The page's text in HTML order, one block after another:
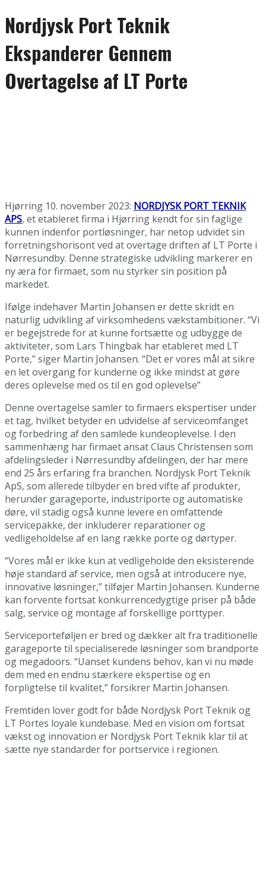
Nordjysk Port Teknik
Ekspanderer Gennem
Overtagelse af LT Porte
Hjørring 10. november 2023: NORDJYSK PORT TEKNIK
APS, et etableret firma i Hjørring kendt for sin faglige
kunnen indenfor portløsninger, har netop udvidet sin
forretningshorisont ved at overtage driften af LT Porte i
Nørresundby. Denne strategiske udvikling markerer en
ny æra for firmaet, som nu styrker sin position på
markedet.
Ifølge indehaver Martin Johansen er dette skridt en
naturlig udvikling af virksomhedens vækstambitioner. “Vi
er begejstrede for at kunne fortsætte og udbygge de
aktiviteter, som Lars Thingbak har etableret med LT
Porte,” siger Martin Johansen. “Det er vores mål at sikre
en let overgang for kunderne og ikke mindst at gøre
deres oplevelse med os til en god oplevelse”
Denne overtagelse samler to firmaers ekspertiser under
et tag, hvilket betyder en udvidelse af serviceomfanget
og forbedring af den samlede kundeoplevelse. I den
sammenhæng har firmaet ansat Claus Christensen som
afdelingsleder i Nørresundby afdelingen, der har mere
end 25 års erfaring fra branchen. Nordjysk Port Teknik
ApS, som allerede tilbyder en bred vifte af produkter,
herunder garageporte, industriporte og automatiske
døre, vil stadig også kunne levere en omfattende
servicepakke, der inkluderer reparationer og
vedligeholdelse af en lang række porte og dørtyper.
“Vores mål er ikke kun at vedligeholde den eksisterende
høje standard af service, men også at introducere nye,
innovative løsninger,” tilføjer Martin Johansen. Kunderne
kan forvente fortsat konkurrencedygtige priser på både
salg, service og montage af forskellige porttyper.
Serviceporteføljen er bred og dækker alt fra traditionelle
garageporte til specialiserede løsninger som brandporte
og megadoors. “Uanset kundens behov, kan vi nu møde
dem med en endnu stærkere ekspertise og en
forpligtelse til kvalitet,” forsikrer Martin Johansen.
Fremtiden lover godt for både Nordjysk Port Teknik og
LT Portes loyale kundebase. Med en vision om fortsat
vækst og innovation er Nordjysk Port Teknik klar til at
sætte nye standarder for portservice i regionen.